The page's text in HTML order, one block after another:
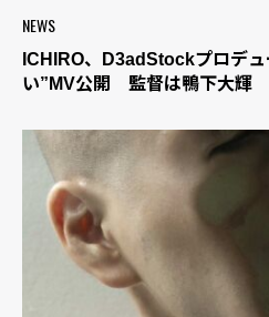
NEWS
ICHIRO、D3adStockプロデ
い”MV公開 監督は鴨下大輝